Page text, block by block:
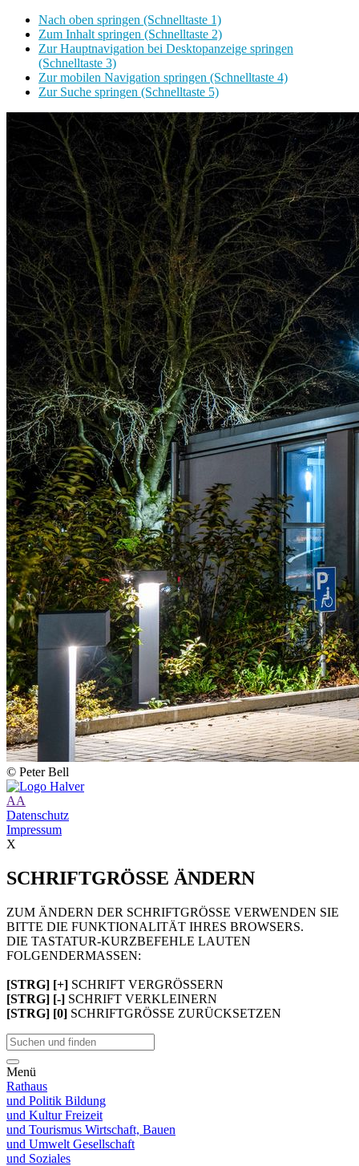
Nach oben springen (Schnelltaste 1)
Zum Inhalt springen (Schnelltaste 2)
Zur Hauptnavigation bei Desktopanzeige springen
(Schnelltaste 3)
Zur mobilen Navigation springen (Schnelltaste 4)
Zur Suche springen (Schnelltaste 5)
© Peter Bell
AA
Datenschutz
Impressum
X
SCHRIFTGRÖSSE ÄNDERN
ZUM ÄNDERN DER SCHRIFTGRÖSSE VERWENDEN SIE
BITTE DIE FUNKTIONALITÄT IHRES BROWSERS.
DIE TASTATUR-KURZBEFEHLE LAUTEN
FOLGENDERMASSEN:
[STRG] [+] SCHRIFT VERGRÖSSERN
[STRG] [-] SCHRIFT VERKLEINERN
[STRG] [0] SCHRIFTGRÖSSE ZURÜCKSETZEN
Menü
Rathaus
und Politik Bildung
und KulturFreizeit
und Tourismus Wirtschaft, Bauen
und Umwelt Gesellschaft
und Soziales